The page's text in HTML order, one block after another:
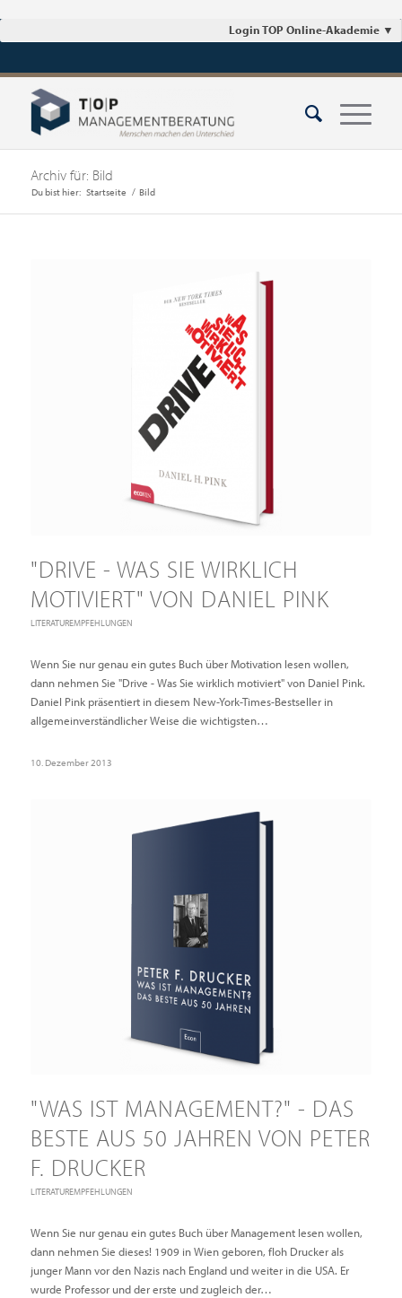
Login TOP Online-Akademie ▼
Archiv für: Bild
Du bist hier: Startseite / Bild
"DRIVE - WAS SIE WIRKLICH
MOTIVIERT" VON DANIEL PINK
LITERATUREMPFEHLUNGEN
Wenn Sie nur genau ein gutes Buch über Motivation lesen wollen,
dann nehmen Sie "Drive - Was Sie wirklich motiviert" von Daniel Pink.
Daniel Pink präsentiert in diesem New-York-Times-Bestseller in
allgemeinverständlicher Weise die wichtigsten…
10. Dezember 2013
"WAS IST MANAGEMENT?" - DAS
BESTE AUS 50 JAHREN VON PETER
F. DRUCKER
LITERATUREMPFEHLUNGEN
Wenn Sie nur genau ein gutes Buch über Management lesen wollen,
dann nehmen Sie dieses! 1909 in Wien geboren, floh Drucker als
junger Mann vor den Nazis nach England und weiter in die USA. Er
wurde Professor und der erste und zugleich der…